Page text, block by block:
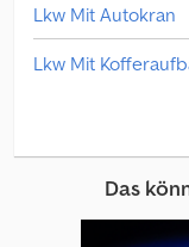
Lkw Mit Autokran
Lkw Mit
Lkw Mit Pritsche
Lkw Mit
Das